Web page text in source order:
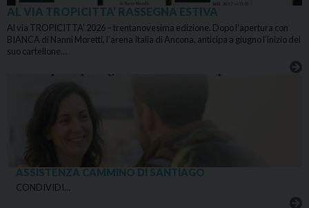
AL VIA TROPICITTA’ RASSEGNA ESTIVA
Al via TROPICITTA’ 2026 – trentanovesima edizione. Dopo l’apertura con
BIANCA di Nanni Moretti, l’arena Italia di Ancona, anticipa a giugno l’inizio del
suo cartellone…
ASSISTENZA CAMMINO DI SANTIAGO
CONDIVIDI…